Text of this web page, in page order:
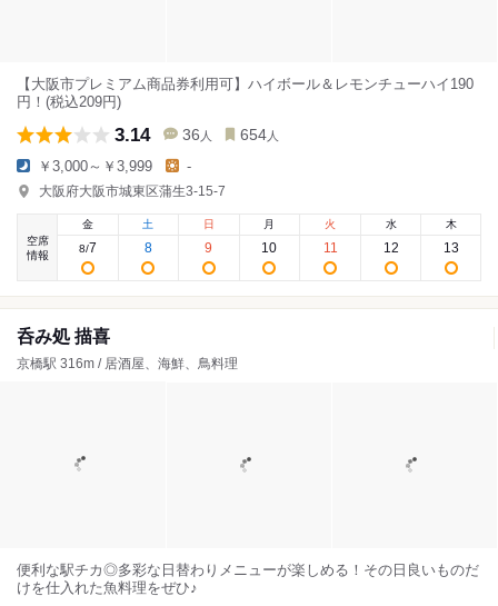
【大阪市プレミアム商品券利用可】ハイボール＆レモンチューハイ190
円！(税込209円)
3.14 36 人 654 人
￥3,000～￥3,999 -
大阪府大阪市城東区蒲生3-15-7
空席
情報
金
8/7
土
8
日
9
月
10
火
11
水
12
木
13
呑み処 描喜
京橋駅 316m / 居酒屋、海鮮、鳥料理
便利な駅チカ◎多彩な日替わりメニューが楽しめる！その日良いものだ
けを仕入れた魚料理をぜひ♪